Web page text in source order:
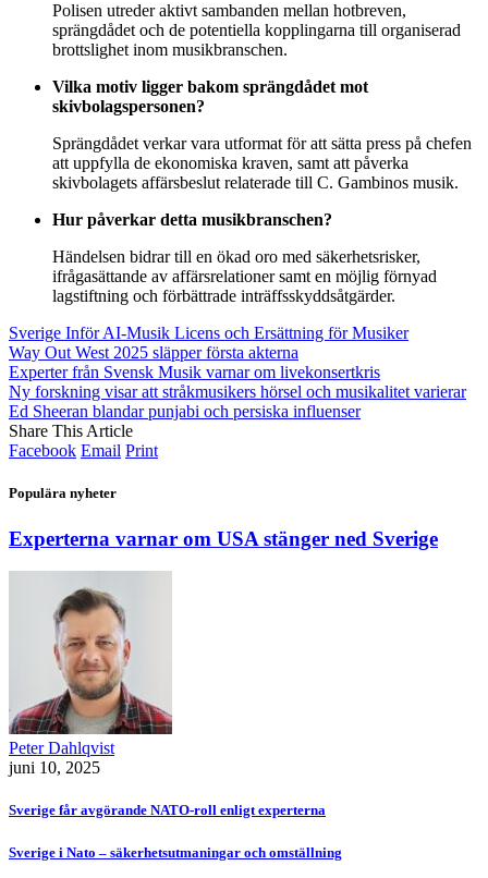
Polisen utreder aktivt sambanden mellan hotbreven,
sprängdådet och de potentiella kopplingarna till organiserad
brottslighet inom musikbranschen.
Vilka motiv ligger bakom sprängdådet mot
skivbolagspersonen?
Sprängdådet verkar vara utformat för att sätta press på chefen
att uppfylla de ekonomiska kraven, samt att påverka
skivbolagets affärsbeslut relaterade till C. Gambinos musik.
Hur påverkar detta musikbranschen?
Händelsen bidrar till en ökad oro med säkerhetsrisker,
ifrågasättande av affärsrelationer samt en möjlig förnyad
lagstiftning och förbättrade inträffsskyddsåtgärder.
Sverige Inför AI-Musik Licens och Ersättning för Musiker
Way Out West 2025 släpper första akterna
Experter från Svensk Musik varnar om livekonsertkris
Ny forskning visar att stråkmusikers hörsel och musikalitet varierar
Ed Sheeran blandar punjabi och persiska influenser
Share This Article
Facebook Email Print
Populära nyheter
Experterna varnar om USA stänger ned Sverige
Peter Dahlqvist
juni 10, 2025
Sverige får avgörande NATO-roll enligt experterna
Sverige i Nato – säkerhetsutmaningar och omställning